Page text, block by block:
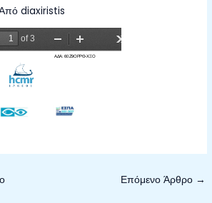
diaxiristis
Επόμενο Άρθρο →